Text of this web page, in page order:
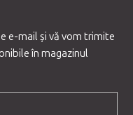
e-mail şi vă vom trimite
în magazinul